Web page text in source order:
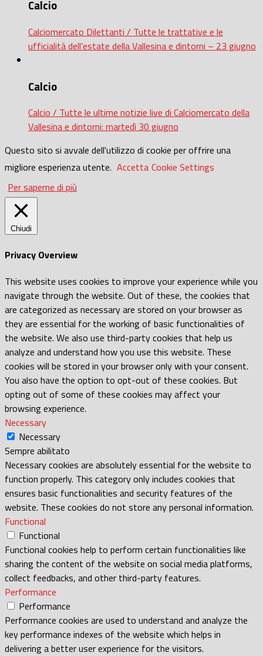
Calcio
Calciomercato Dilettanti / Tutte le trattative e le
ufficialità dell’estate della Vallesina e dintorni – 23 giugno
Calcio
Calcio / Tutte le ultime notizie live di Calciomercato della
Vallesina e dintorni: martedì 30 giugno
Questo sito si avvale dell'utilizzo di cookie per offrire una
migliore esperienza utente. Accetta Cookie Settings
Per saperne di più
Chiudi
Privacy Overview
This website uses cookies to improve your experience while you
navigate through the website. Out of these, the cookies that
are categorized as necessary are stored on your browser as
they are essential for the working of basic functionalities of
the website. We also use third-party cookies that help us
analyze and understand how you use this website. These
cookies will be stored in your browser only with your consent.
You also have the option to opt-out of these cookies. But
opting out of some of these cookies may affect your
browsing experience.
Necessary
Necessary
Sempre abilitato
Necessary cookies are absolutely essential for the website to
function properly. This category only includes cookies that
ensures basic functionalities and security features of the
website. These cookies do not store any personal information.
Functional
Functional
Functional cookies help to perform certain functionalities like
sharing the content of the website on social media platforms,
collect feedbacks, and other third-party features.
Performance
Performance
Performance cookies are used to understand and analyze the
key performance indexes of the website which helps in
delivering a better user experience for the visitors.